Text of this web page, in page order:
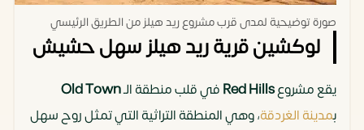
صورة توضيحية لمدى قرب مشروع ريد هيلز من الطريق الرئيسي
لوكشين قرية ريد هيلز سهل حشيش
يقع مشروعRed Hillsفي قلب منطقة الـOld Town
بمدينة الغردقة، وهي المنطقة التراثية التي تمثل روح سهل